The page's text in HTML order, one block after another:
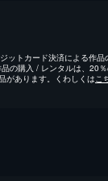
ットカード決済による作品
の購入 / レンタルは、20％
があります。くわしくはこ